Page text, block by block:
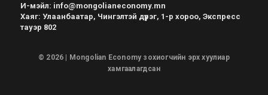
И-мэйл: info@mongolianeconomy.mn
Хаяг: Улаанбаатар, Чингэлтэй дүүрэг, 1-р хороо, Экспресс
тауэр 802
© 2026 | Mongolian Economy зохиогчийн эрх хуулиар
хамгаалагдсан